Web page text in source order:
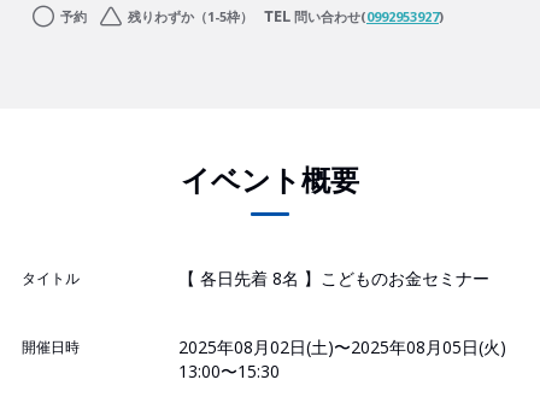
予約 残りわずか（1-5枠） 問い合わせ(0992953927)
イベント概要
タイトル 【 各日先着 8名 】こどものお金セミナー
開催日時
2025年08月02日(土)〜2025年08月05日(火)
13:00〜15:30